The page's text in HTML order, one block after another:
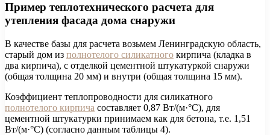
Пример теплотехнического расчета для
утепления фасада дома снаружи
В качестве базы для расчета возьмем Ленинградскую область,
старый дом из полнотелого силикатного кирпича (кладка в
два кирпича), с отделкой цементной штукатуркой снаружи
(общая толщина 20 мм) и внутри (общая толщина 15 мм).
Коэффициент теплопроводности для силикатного
полнотелого кирпича составляет 0,87 Вт/(м·°С), для
цементной штукатурки принимаем как для бетона, т.е. 1,51
Вт/(м·°С) (согласно данным таблицы 4).